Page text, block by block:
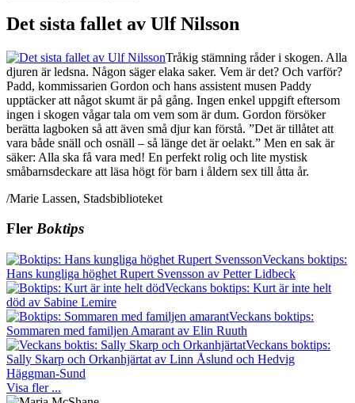
Det sista fallet av Ulf Nilsson
Tråkig stämning råder i skogen. Alla
djuren är ledsna. Någon säger elaka saker. Vem är det? Och varför?
Padd, kommissarien Gordon och hans assistent musen Paddy
upptäcker att något skumt är på gång. Ingen enkel uppgift eftersom
ingen i skogen vågar tala om vem som är dum. Gordon försöker
berätta lagboken så att även små djur kan förstå. ”Det är tillåtet att
vara både snäll och osnäll – så länge det är oelakt.” Men en sak är
säker: Alla ska få vara med! En perfekt rolig och lite mystisk
småbarnsdeckare att läsa högt för barn i åldern sex till åtta år.
/Marie Lassen, Stadsbiblioteket
Fler Boktips
Veckans boktips:
Hans kungliga höghet Rupert Svensson av Petter Lidbeck
Veckans boktips: Kurt är inte helt
död av Sabine Lemire
Veckans boktips:
Sommaren med familjen Amarant av Elin Ruuth
Veckans boktips:
Sally Skarp och Orkanhjärtat av Linn Åslund och Hedvig
Häggman-Sund
Visa fler ...